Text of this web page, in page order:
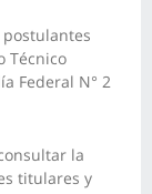
Técnico
Federal N° 2
la
titulares y